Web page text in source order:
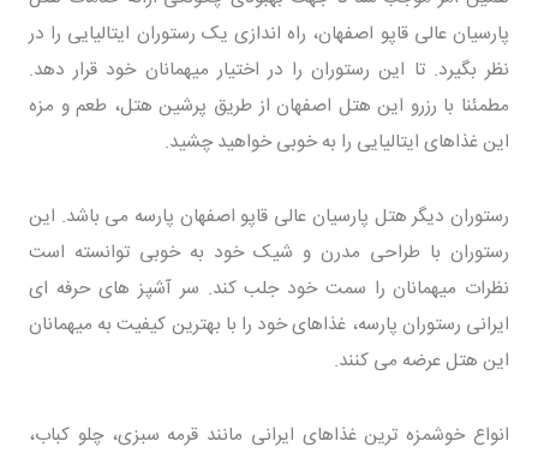
پارسیان عالی قاپو اصفهان، راه اندازی یک رستوران ایتالیایی را در
نظر بگیرد. تا این رستوران را در اختیار میهمانان خود قرار دهد.
مطمئنا با رزرو این هتل اصفهان از طریق پرشین هتل، طعم و مزه
این غذاهای ایتالیایی را به خوبی خواهید چشید.
رستوران دیگر هتل پارسیان عالی قاپو اصفهان پارسه می باشد. این
رستوران با طراحی مدرن و شیک خود به خوبی توانسته است
نظرات میهمانان را سمت خود جلب کند. سر آشپز های حرفه ای
ایرانی رستوران پارسه، غذاهای خود را با بهترین کیفیت به میهمانان
این هتل عرضه می کنند.
انواع خوشمزه ترین غذاهای ایرانی مانند قرمه سبزی، چلو کباب،